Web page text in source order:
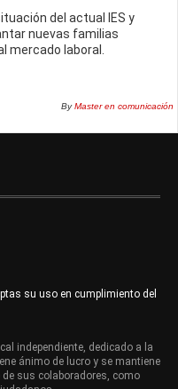
del actual IES y
nuevas familias
mercado laboral.
ByMaster en comunicación
su uso en cumplimiento del
independiente, dedicado a la
ánimo de lucro y se mantiene
sus colaboradores, como